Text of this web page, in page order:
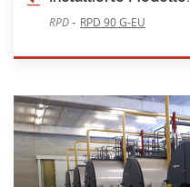
RPD- RPD 90 G-EU